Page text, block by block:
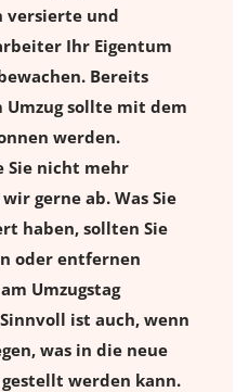
versierte und
Ihr Eigentum
Bereits
Umzug sollte mit dem
werden.
Sie nicht mehr
gerne ab. Was Sie
haben, sollten Sie
oder entfernen
Umzugstag
ist auch, wenn
was in die neue
werden kann.